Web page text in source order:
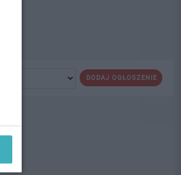
DODAJ OGŁOSZENIE